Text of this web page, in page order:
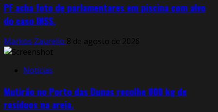
PF acha foto de parlamentares em piscina com alvo
do caso INSS.
Markos Zaurelio 8 de agosto de 2026
Notícias
Mutirão no Porto das Dunas recolhe 800 kg de
resíduos na areia.